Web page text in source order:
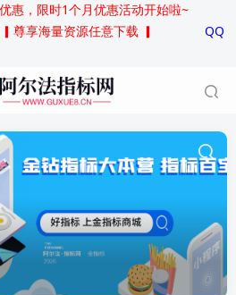
惠，限时1个月优惠活动开始啦~
▎尊享海量资源任意下载 ▎
QQ